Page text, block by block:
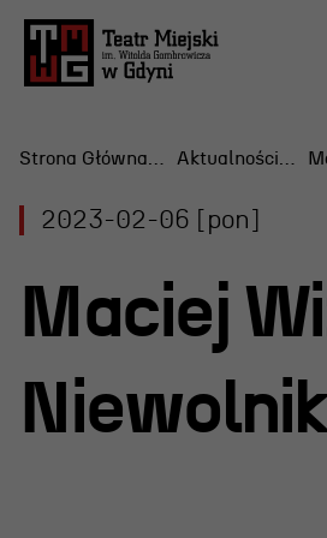
Scena Letnia
Aktualne spektakle
Bilety
2023-02-06 [pon]
Maciej